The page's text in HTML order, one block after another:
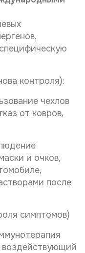
контроля):
чехлов
от ковров,
и очков,
после
симптомов)